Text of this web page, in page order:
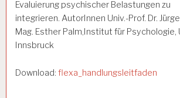
Evaluierung psychischer Belastungen zu
integrieren. AutorInnen Univ.-Prof. Dr.
Mag. Esther Palm,Institut für
Innsbruck
Download: flexa_handlungsleitfaden